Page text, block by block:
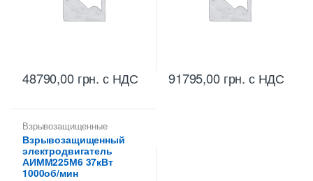
48790,00 грн. с НДС 91795,00 грн. с НДС
Взрывозащищенные
электродвигатели
Взрывозащищенный
электродвигатель
АИММ225М6 37кВт
1000об/мин